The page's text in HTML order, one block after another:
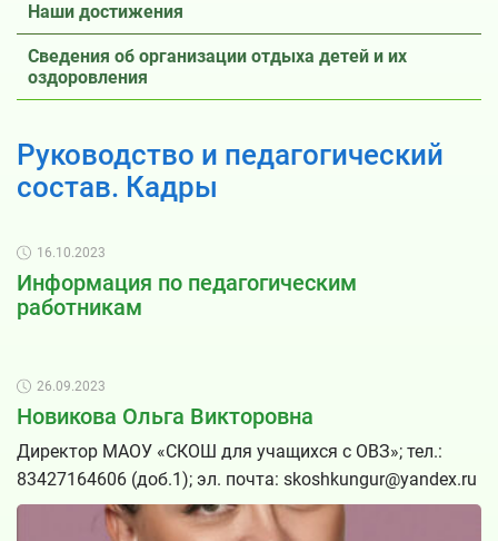
Наши достижения
Сведения об организации отдыха детей и их
оздоровления
Руководство и педагогический
состав. Кадры
16.10.2023
Информация по педагогическим
работникам
26.09.2023
Новикова Ольга Викторовна
Директор МАОУ «СКОШ для учащихся с ОВЗ»; тел.:
83427164606 (доб.1); эл. почта: skoshkungur@yandex.ru